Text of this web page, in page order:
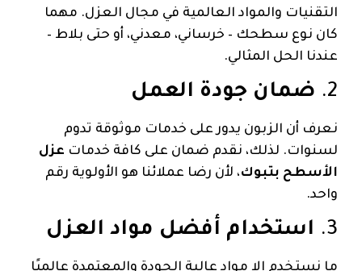
التقنيات والمواد العالمية في مجال العزل. مهما
كان نوع سطحك – خرساني، معدني، أو حتى بلاط –
عندنا الحل المثالي.
2. ضمان جودة العمل
نعرف أن الزبون يدور على خدمات موثوقة تدوم
لسنوات. لذلك، نقدم ضمان على كافة خدمات عزل
الأسطح بتبوك، لأن رضا عملائنا هو الأولوية رقم
واحد.
3. استخدام أفضل مواد العزل
ما نستخدم إلا مواد عالية الجودة والمعتمدة عالميًا